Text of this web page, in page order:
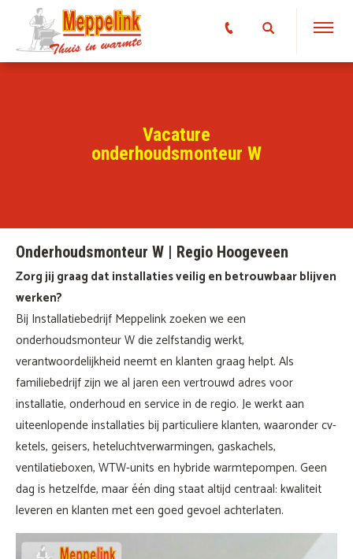
Vacature
onderhoudsmonteur W
Onderhoudsmonteur W | Regio Hoogeveen
Zorg jij graag dat installaties veilig en betrouwbaar blijven
werken?
Bij Installatiebedrijf Meppelink zoeken we een
onderhoudsmonteur W die zelfstandig werkt,
verantwoordelijkheid neemt en klanten graag helpt. Als
familiebedrijf zijn we al jaren een vertrouwd adres voor
installatie, onderhoud en service in de regio. Je werkt aan
uiteenlopende installaties bij particuliere klanten, waaronder cv-
ketels, geisers, heteluchtverwarmingen, gaskachels,
ventilatieboxen, WTW-units en hybride warmtepompen. Geen
dag is hetzelfde, maar één ding staat altijd centraal: kwaliteit
leveren en klanten met een goed gevoel achterlaten.